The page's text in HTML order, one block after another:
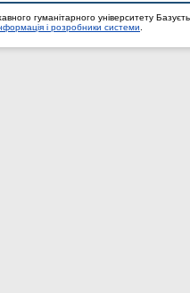
гуманітарного університету
і розробники системи